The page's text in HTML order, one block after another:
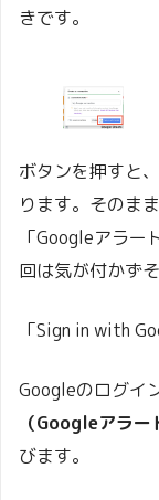
きです。
ボタンを押すと
ります。そのま
「Googleアラ
回は気が付かず
「Sign in with
Googleのログイ
（Googleアラ
びます。